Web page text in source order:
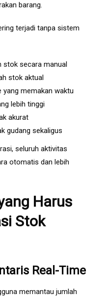
barang.
terjadi tanpa sistem
stok secara manual
stok aktual
memakan waktu
lebih tinggi
akurat
gudang sekaligus
seluruh aktivitas
otomatis dan lebih
Harus
Stok
Real-Time
memantau jumlah